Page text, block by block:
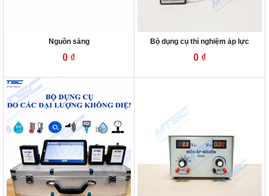
Nguồn sáng
0 ₫
Bộ dụng cụ thí nghiệm áp lực
0 ₫